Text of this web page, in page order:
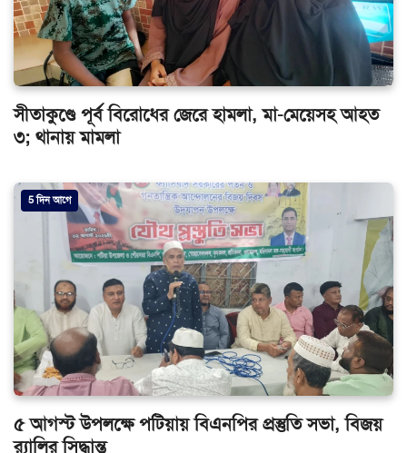
সীতাকুণ্ডে পূর্ব বিরোধের জেরে হামলা, মা-মেয়েসহ আহত
৩; থানায় মামলা
5 দিন আগে
৫ আগস্ট উপলক্ষে পটিয়ায় বিএনপির প্রস্তুতি সভা, বিজয়
র‌্যালির সিদ্ধান্ত